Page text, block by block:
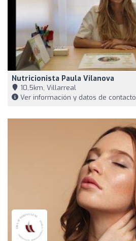
Nutricionista Paula Vilanova
10,5km, Villarreal
Ver información y datos de contacto